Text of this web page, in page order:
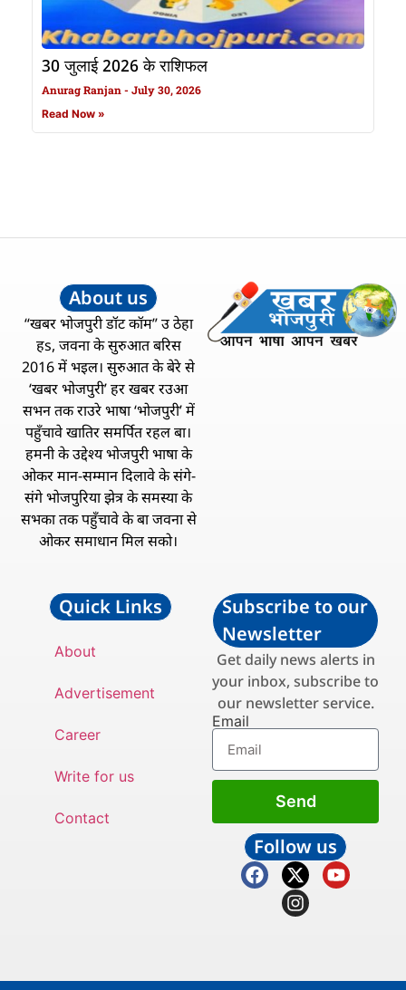
30 जुलाई 2026 के राशिफल
Anurag Ranjan July 30, 2026
Read Now »
About us
“खबर भोजपुरी डॉट कॉम” उ ठेहा
हs, जवना के सुरुआत बरिस
2016 में भइल। सुरुआत के बेरे से
‘खबर भोजपुरी’ हर खबर रउआ
सभन तक राउरे भाषा ‘भोजपुरी’ में
पहुँचावे खातिर समर्पित रहल बा।
हमनी के उद्देश्य भोजपुरी भाषा के
ओकर मान-सम्मान दिलावे के संगे-
संगे भोजपुरिया झेत्र के समस्या के
सभका तक पहुँचावे के बा जवना से
ओकर समाधान मिल सको।
Quick Links
About
Advertisement
Career
Write for us
Contact
Subscribe to our
Newsletter
Get daily news alerts in
your inbox, subscribe to
our newsletter service.
Email
Send
Follow us